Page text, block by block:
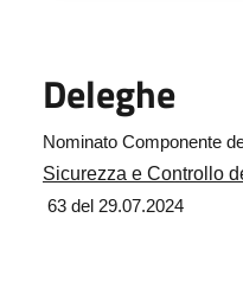
Deleghe
Nominato Componente
Sicurezza e Controllo
63 del 29.07.2024